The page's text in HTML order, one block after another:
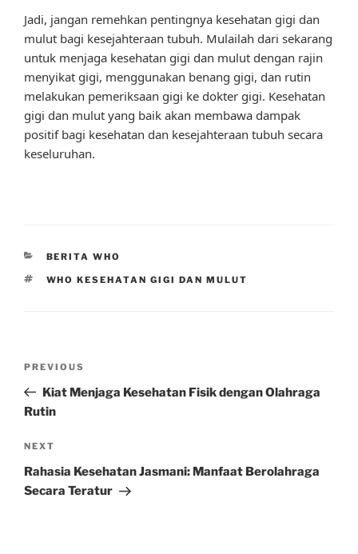
Jadi, jangan remehkan pentingnya kesehatan gigi dan
mulut bagi kesejahteraan tubuh. Mulailah dari sekarang
untuk menjaga kesehatan gigi dan mulut dengan rajin
menyikat gigi, menggunakan benang gigi, dan rutin
melakukan pemeriksaan gigi ke dokter gigi. Kesehatan
gigi dan mulut yang baik akan membawa dampak
positif bagi kesehatan dan kesejahteraan tubuh secara
keseluruhan.
CATEGORIES
BERITA WHO
TAGS
WHO KESEHATAN GIGI DAN MULUT
Previous
Post
PREVIOUS
Kiat Menjaga Kesehatan Fisik dengan Olahraga
Rutin
Next
Post
NEXT
Rahasia Kesehatan Jasmani: Manfaat Berolahraga
Secara Teratur